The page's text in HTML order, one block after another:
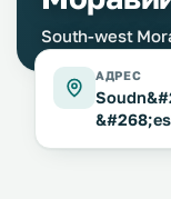
South-west
АДРЕС